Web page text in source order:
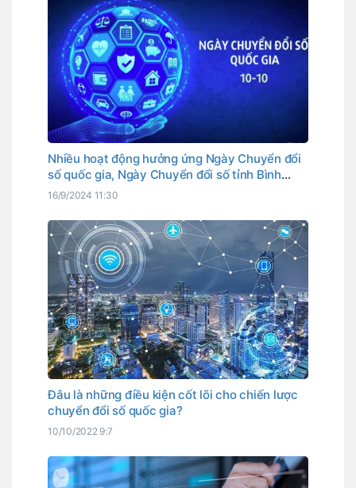
Nhiều hoạt động hưởng ứng Ngày Chuyển đổi
số quốc gia, Ngày Chuyển đổi số tỉnh Bình
Thuận
16/9/2024 11:30
Đâu là những điều kiện cốt lõi cho chiến lược
chuyển đổi số quốc gia?
10/10/2022 9:7